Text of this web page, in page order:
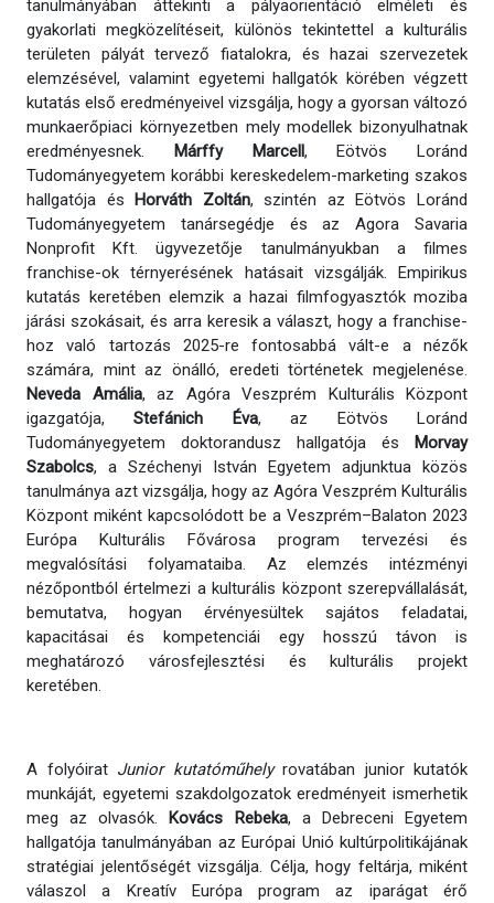
tanulmányában áttekinti a pályaorientáció elméleti és
gyakorlati megközelítéseit, különös tekintettel a kulturális
területen pályát tervező fiatalokra, és hazai szervezetek
elemzésével, valamint egyetemi hallgatók körében végzett
kutatás első eredményeivel vizsgálja, hogy a gyorsan változó
munkaerőpiaci környezetben mely modellek bizonyulhatnak
eredményesnek.
Márffy Marcell , Eötvös Loránd
Tudományegyetem korábbi kereskedelem-marketing szakos
hallgatója és
Horváth Zoltán, szintén az Eötvös Loránd
Tudományegyetem tanársegédje és az Agora Savaria
Nonprofit Kft. ügyvezetője tanulmányukban a filmes
franchise-ok térnyerésének hatásait vizsgálják. Empirikus
kutatás keretében elemzik a hazai filmfogyasztók moziba
járási szokásait, és arra keresik a választ, hogy a franchise-
hoz való tartozás 2025-re fontosabbá vált-e a nézők
számára, mint az önálló, eredeti történetek megjelenése.
Neveda Amália, az Agóra Veszprém Kulturális Központ
igazgatója,Stefánich Éva, az Eötvös Loránd
Tudományegyetem doktorandusz hallgatója és
Morvay
Szabolcs, a Széchenyi István Egyetem adjunktua közös
tanulmánya azt vizsgálja, hogy az Agóra Veszprém Kulturális
Központ miként kapcsolódott be a Veszprém–Balaton 2023
Európa Kulturális Fővárosa program tervezési és
megvalósítási folyamataiba. Az elemzés intézményi
nézőpontból értelmezi a kulturális központ szerepvállalását,
bemutatva, hogyan érvényesültek sajátos feladatai,
kapacitásai és kompetenciái egy hosszú távon is
meghatározó városfejlesztési és kulturális projekt
keretében.
A folyóirat Junior kutatóműhelyrovatában junior kutatók
munkáját, egyetemi szakdolgozatok eredményeit ismerhetik
meg az olvasók. Kovács Rebeka, a Debreceni Egyetem
hallgatója tanulmányában az Európai Unió kultúrpolitikájának
stratégiai jelentőségét vizsgálja. Célja, hogy feltárja, miként
válaszol a Kreatív Európa program az iparágat érő